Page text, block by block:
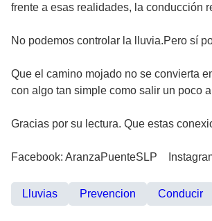
frente a esas realidades, la conducción
No podemos controlar la lluvia.Pero sí
Que el camino mojado no se convierta
con algo tan simple como salir un poco
Gracias por su lectura. Que estas
Facebook: AranzaPuenteSLP
Lluvias Prevencion Conducir